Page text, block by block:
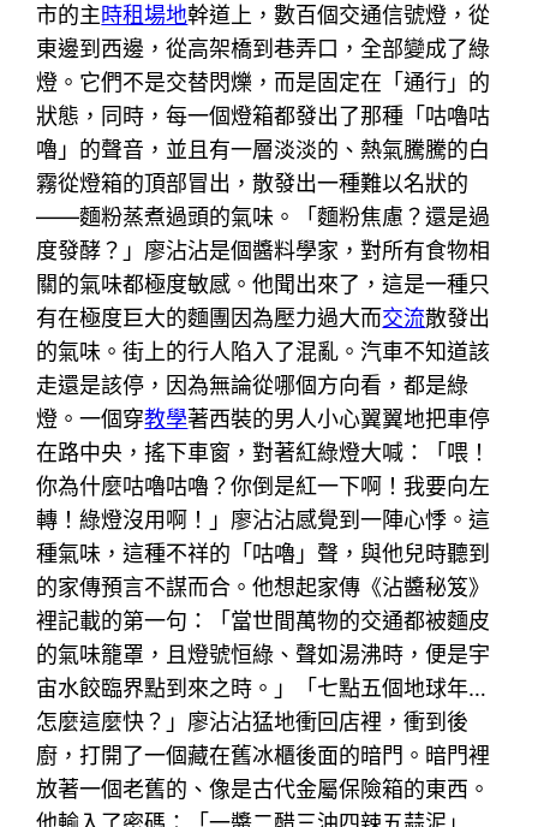
市的主時租場地幹道上，數百個交通信號燈，從
東邊到西邊，從高架橋到巷弄口，全部變成了綠
燈。它們不是交替閃爍，而是固定在「通行」的
狀態，同時，每一個燈箱都發出了那種「咕嚕咕
嚕」的聲音，並且有一層淡淡的、熱氣騰騰的白
霧從燈箱的頂部冒出，散發出一種難以名狀的
——麵粉蒸煮過頭的氣味。「麵粉焦慮？還是過
度發酵？」廖沾沾是個醬料學家，對所有食物相
關的氣味都極度敏感。他聞出來了，這是一種只
有在極度巨大的麵團因為壓力過大而交流散發出
的氣味。街上的行人陷入了混亂。汽車不知道該
走還是該停，因為無論從哪個方向看，都是綠
燈。一個穿教學著西裝的男人小心翼翼地把車停
在路中央，搖下車窗，對著紅綠燈大喊：「喂！
你為什麼咕嚕咕嚕？你倒是紅一下啊！我要向左
轉！綠燈沒用啊！」廖沾沾感覺到一陣心悸。這
種氣味，這種不祥的「咕嚕」聲，與他兒時聽到
的家傳預言不謀而合。他想起家傳《沾醬秘笈》
裡記載的第一句：「當世間萬物的交通都被麵皮
的氣味籠罩，且燈號恒綠、聲如湯沸時，便是宇
宙水餃臨界點到來之時。」「七點五個地球年…
怎麼這麼快？」廖沾沾猛地衝回店裡，衝到後
廚，打開了一個藏在舊冰櫃後面的暗門。暗門裡
放著一個老舊的、像是古代金屬保險箱的東西。